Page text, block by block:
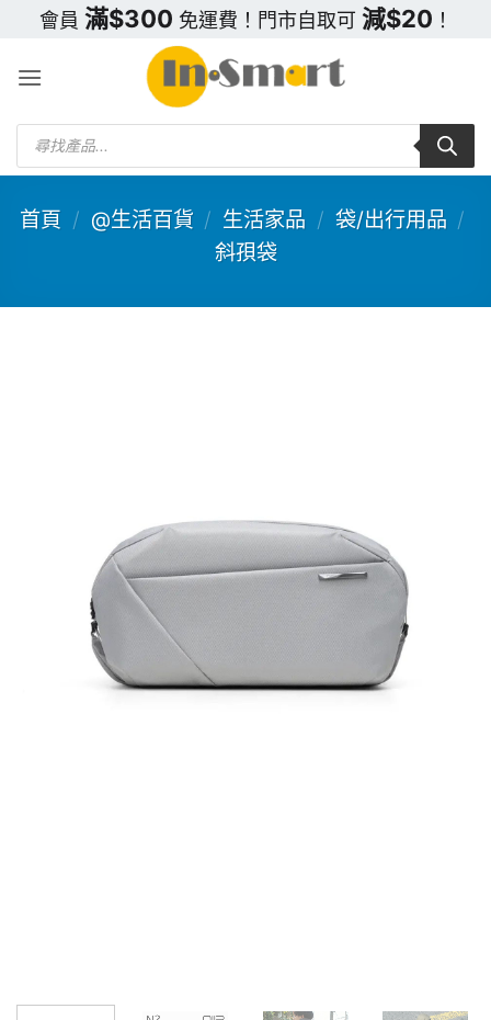
content
會員 滿$300 免運費！門市自取可 減$20 ！
Products
search
首頁 / @生活百貨 / 生活家品 / 袋/出行用品 /
斜孭袋